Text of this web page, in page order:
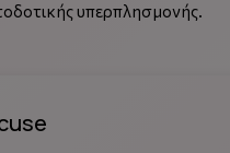
υπερπλησμονής.